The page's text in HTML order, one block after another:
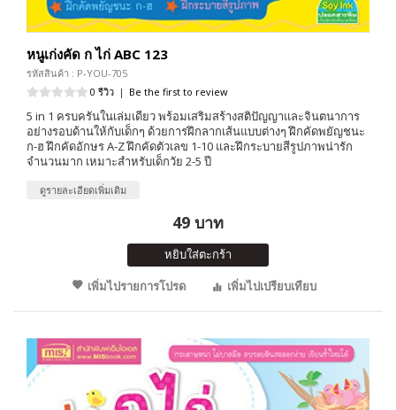
หนูเก่งคัด ก ไก่ ABC 123
รหัสสินค้า : P-YOU-705
0 รีวิว | Be the first to review
5 in 1 ครบครันในเล่มเดียว พร้อมเสริมสร้างสติปัญญาและจินตนาการ
อย่างรอบด้านให้กับเด็กๆ ด้วยการฝึกลากเส้นแบบต่างๆ ฝึกคัดพยัญชนะ
ก-ฮ ฝึกคัดอักษร A-Z ฝึกคัดตัวเลข 1-10 และฝึกระบายสีรูปภาพน่ารัก
จำนวนมาก เหมาะสำหรับเด็กวัย 2-5 ปี
ดูรายละเอียดเพิ่มเติม
49 บาท
หยิบใส่ตะกร้า
เพิ่มไปรายการโปรด
เพิ่มไปเปรียบเทียบ